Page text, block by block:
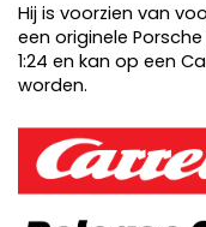
Hij is voorzien van
een originele
1:24 en kan op een
worden.